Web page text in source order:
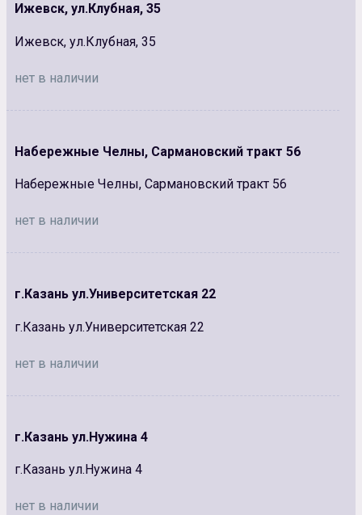
Ижевск, ул.Клубная, 35
Ижевск, ул.Клубная, 35
нет в наличии
Набережные Челны, Сармановский тракт 56
Набережные Челны, Сармановский тракт 56
нет в наличии
г.Казань ул.Университетская 22
г.Казань ул.Университетская 22
нет в наличии
г.Казань ул.Нужина 4
г.Казань ул.Нужина 4
нет в наличии